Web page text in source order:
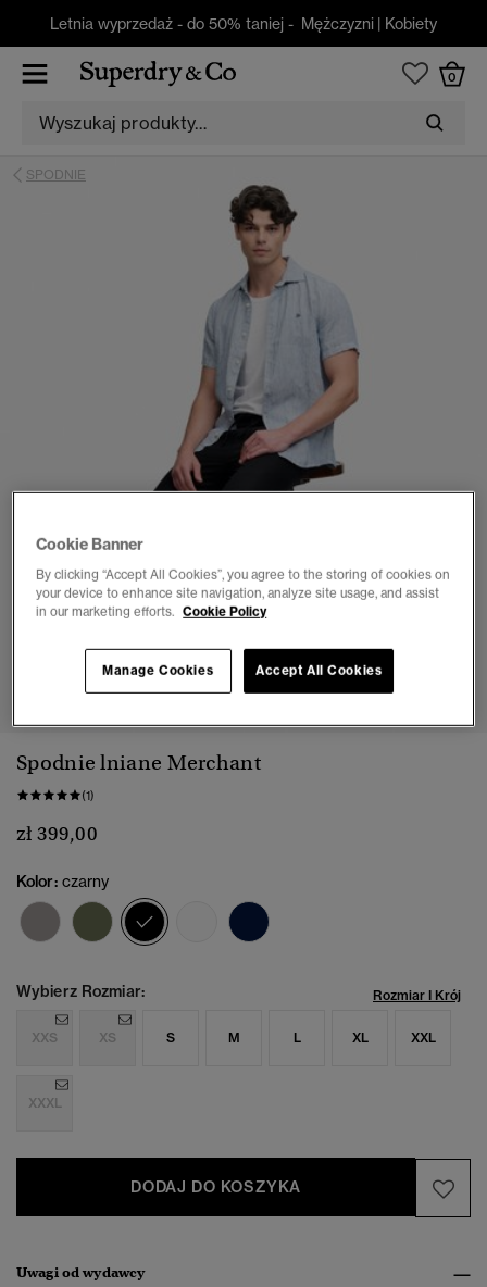
Letnia wyprzedaż - do 50% taniej - Mężczyzni | Kobiety
0
SPODNIE
1 2 3 5 6 7
Spodnie lniane Merchant
(1)
zł 399,00
Kolor: czarny
wybrano
Wybierz Rozmiar: Rozmiar I Krój
XXS XS S M L XL XXL
XXXL
DODAJ DO KOSZYKA
Uwagi od wydawcy
Cookie Banner
By clicking “Accept All Cookies”, you agree to the storing of cookies on
your device to enhance site navigation, analyze site usage, and assist
in our marketing efforts. Cookie Policy
Accept All Cookies
Manage Cookies